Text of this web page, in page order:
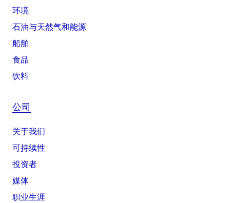
环境
石油与天然气和能源
船舶
食品
饮料
公司
关于我们
可持续性
投资者
媒体
职业生涯